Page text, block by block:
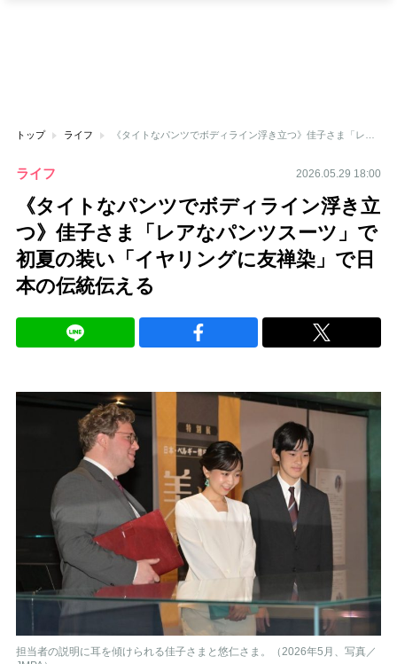
トップ ライフ
ライフ 2026.05.29 18:00
《タイトなパンツでボディライン浮き立
つ》佳子さま「レアなパンツスーツ」で
初夏の装い「イヤリングに友禅染」で日
本の伝統伝える
担当者の説明に耳を傾けられる佳子さまと悠仁さま。（2026年5月、写真／